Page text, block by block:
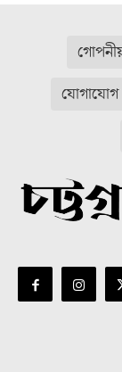
যোগাযোগ